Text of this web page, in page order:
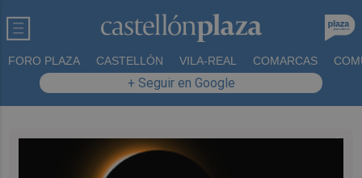
FORO PLAZA CASTELLÓN VILA-REAL COMARCAS
+ Seguir en Google